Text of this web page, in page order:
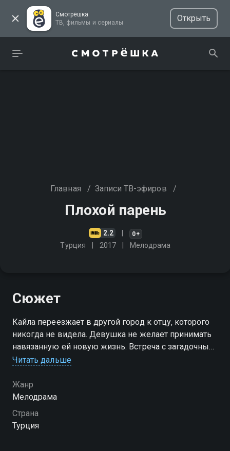
Смотрёшка
ТВ, фильмы и сериалы
Открыть
Главная / Записи ТВ-эфиров /
Плохой парень
2.2 0+
Турция 2017 Мелодрама
Сюжет
Кайла переезжает в другой город к отцу, которого
никогда не видела. Девушка не желает принимать
навязанную ей новую жизнь. Встреча с загадочным
и отчуждённым Меричем - шанс разозлить отца и
возникают чувства
Читать дальше
Жанр
Мелодрама
Страна
Турция